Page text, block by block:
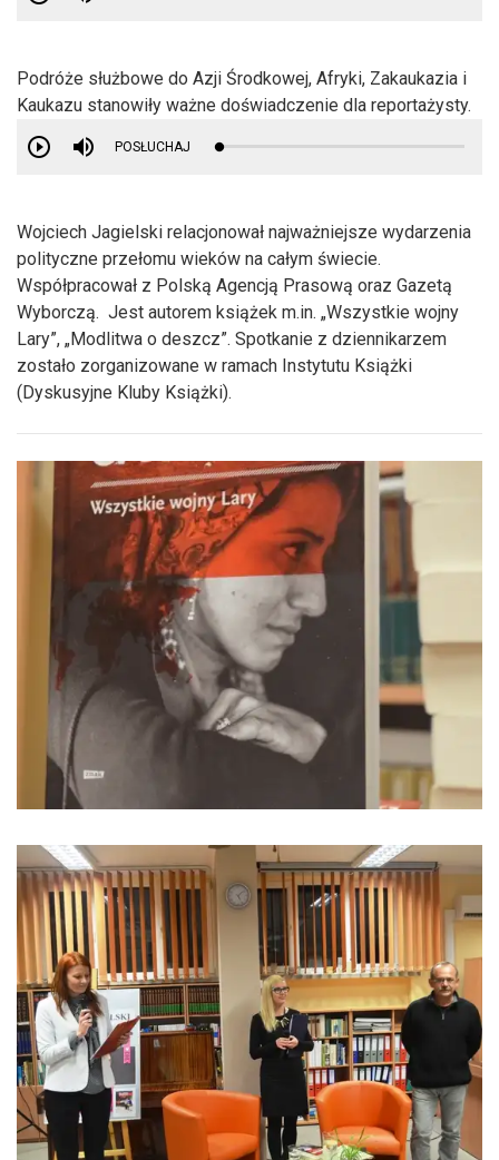
Podróże służbowe do Azji Środkowej, Afryki, Zakaukazia i
Kaukazu stanowiły ważne doświadczenie dla reportażysty.
POSŁUCHAJ
Wojciech Jagielski relacjonował najważniejsze wydarzenia
polityczne przełomu wieków na całym świecie.
Współpracował z Polską Agencją Prasową oraz Gazetą
Wyborczą. Jest autorem książek m.in. „Wszystkie wojny
Lary”, „Modlitwa o deszcz”. Spotkanie z dziennikarzem
zostało zorganizowane w ramach Instytutu Książki
(Dyskusyjne Kluby Książki).